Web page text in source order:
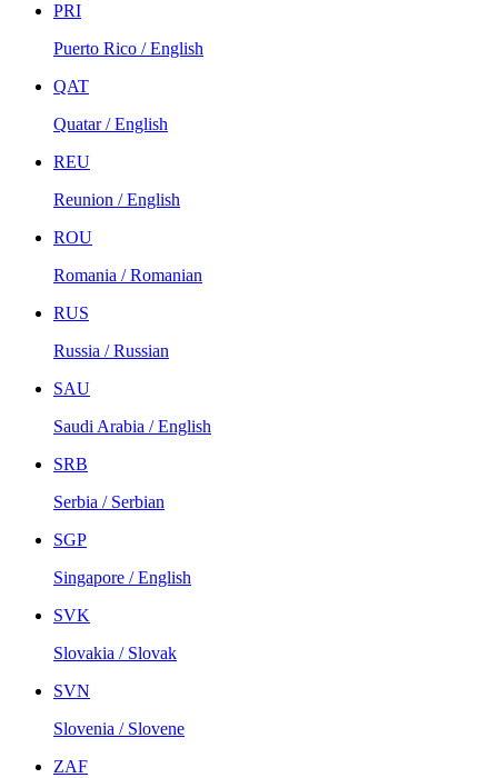
PRI
Puerto Rico / English
QAT
Quatar / English
REU
Reunion / English
ROU
Romania / Romanian
RUS
Russia / Russian
SAU
Saudi Arabia / English
SRB
Serbia / Serbian
SGP
Singapore / English
SVK
Slovakia / Slovak
SVN
Slovenia / Slovene
ZAF